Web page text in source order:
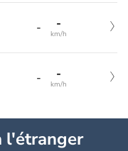
- -
km/h
- -
km/h
l'étranger